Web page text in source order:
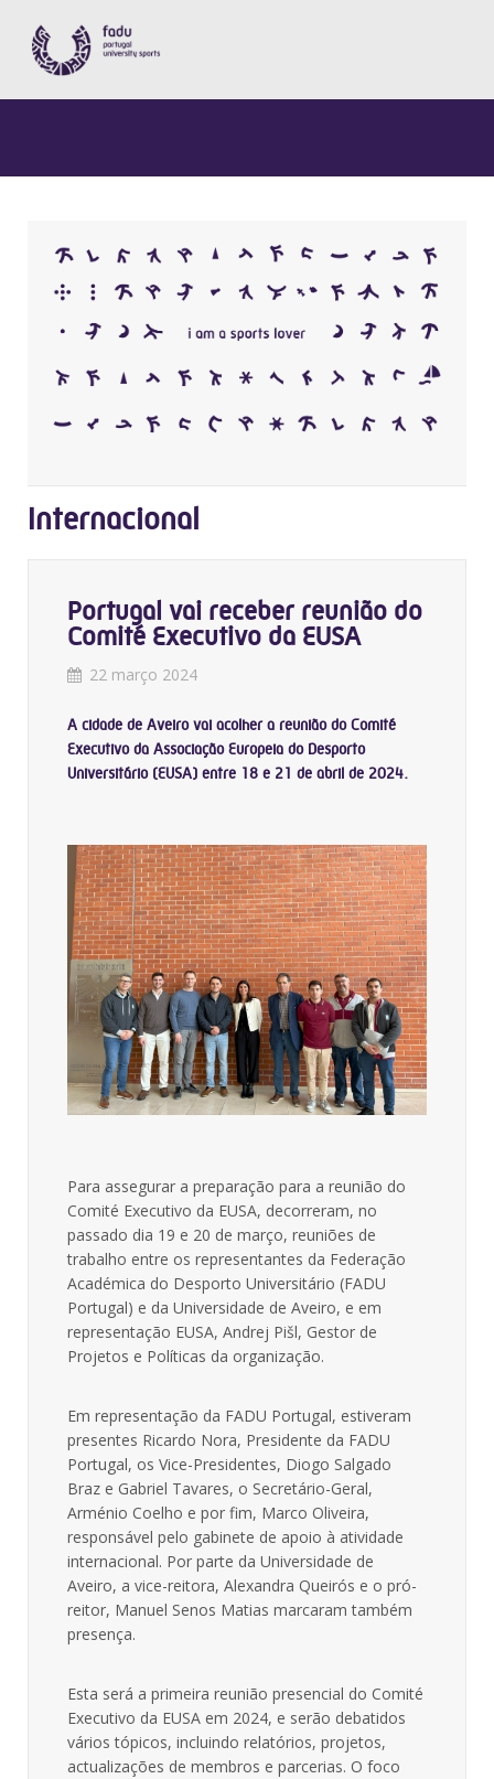
Internacional
Portugal vai receber reunião do
Comité Executivo da EUSA
22 março 2024
A cidade de Aveiro vai acolher a reunião do Comité
Executivo da Associação Europeia do Desporto
Universitário (EUSA) entre 18 e 21 de abril de 2024.
Para assegurar a preparação para a reunião do
Comité Executivo da EUSA, decorreram, no
passado dia 19 e 20 de março, reuniões de
trabalho entre os representantes da Federação
Académica do Desporto Universitário (FADU
Portugal) e da Universidade de Aveiro, e em
representação EUSA, Andrej Pišl, Gestor de
Projetos e Políticas da organização.
Em representação da FADU Portugal, estiveram
presentes Ricardo Nora, Presidente da FADU
Portugal, os Vice-Presidentes, Diogo Salgado
Braz e Gabriel Tavares, o Secretário-Geral,
Arménio Coelho e por fim, Marco Oliveira,
responsável pelo gabinete de apoio à atividade
internacional. Por parte da Universidade de
Aveiro, a vice-reitora, Alexandra Queirós e o pró-
reitor, Manuel Senos Matias marcaram também
presença.
Esta será a primeira reunião presencial do Comité
Executivo da EUSA em 2024, e serão debatidos
vários tópicos, incluindo relatórios, projetos,
actualizações de membros e parcerias. O foco